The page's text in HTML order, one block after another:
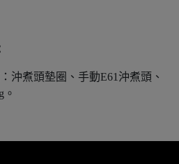
沖煮頭墊圈、手動E61沖煮頭、